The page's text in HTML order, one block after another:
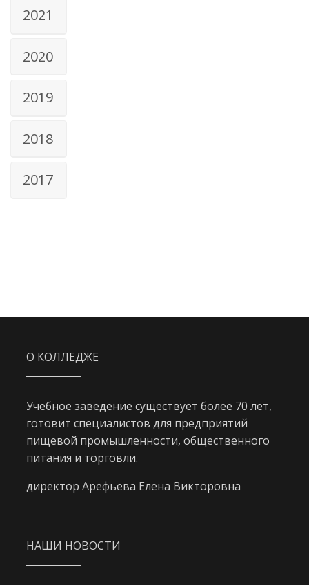
2021
2020
2019
2018
2017
О КОЛЛЕДЖЕ
Учебное заведение существует более 70 лет,
готовит специалистов для предприятий
пищевой промышленности, общественного
питания и торговли.
директор Арефьева Елена Викторовна
НАШИ НОВОСТИ